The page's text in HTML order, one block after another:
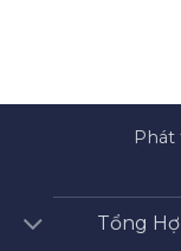
Phát
Tổng